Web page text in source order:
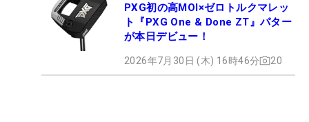
PXG初の高MOI×ゼロトルクマレッ
ト『PXG One & Done ZT』パター
が本日デビュー！
2026年7月30日 (木) 16時46分 20